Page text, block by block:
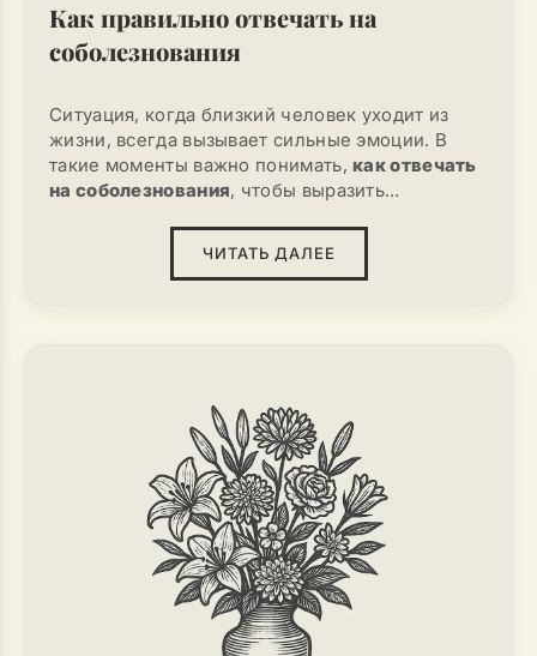
Как правильно отвечать на
соболезнования
Ситуация, когда близкий человек уходит из
жизни, всегда вызывает сильные эмоции. В
такие моменты важно понимать,как отвечать
на соболезнования, чтобы выразить
будет построен ответ, во многом зависит
ЧИТАТЬ ДАЛЕЕ